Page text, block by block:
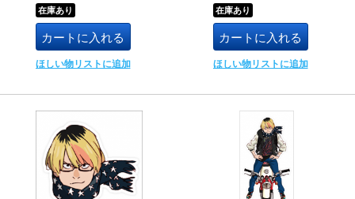
在庫あり
カートに入れる
ほしい物リストに追加
在庫あり
カートに入れる
ほしい物リストに追加